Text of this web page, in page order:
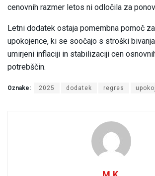
cenovnih razmer letos ni odločila za
Letni dodatek ostaja pomembna pomoč
upokojence, ki se soočajo s stroški
umirjeni inflaciji in stabilizaciji cen
potrebščin.
Oznake: 2025 dodatek regres